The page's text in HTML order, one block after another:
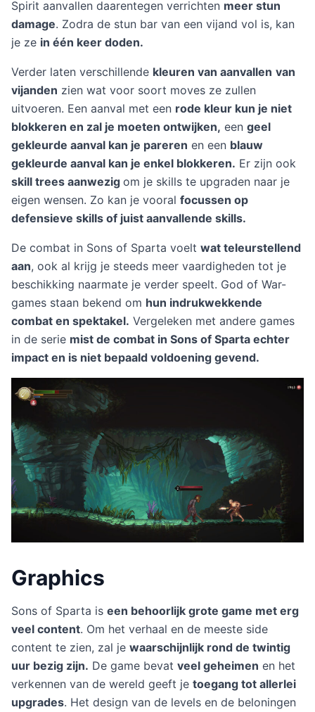
Spirit aanvallen daarentegen verrichten meer stun
damage. Zodra de stun bar van een vijand vol is, kan
je ze in één keer doden.
Verder laten verschillende kleuren van aanvallen van
vijanden zien wat voor soort moves ze zullen
uitvoeren. Een aanval met een rode kleur kun je niet
blokkeren en zal je moeten ontwijken, een geel
gekleurde aanval kan je pareren en een blauw
gekleurde aanval kan je enkel blokkeren. Er zijn ook
skill trees aanwezig om je skills te upgraden naar je
eigen wensen. Zo kan je vooral focussen op
defensieve skills of juist aanvallende skills.
De combat in Sons of Sparta voelt wat teleurstellend
aan, ook al krijg je steeds meer vaardigheden tot je
beschikking naarmate je verder speelt. God of War-
games staan bekend om hun indrukwekkende
combat en spektakel. Vergeleken met andere games
in de serie mist de combat in Sons of Sparta echter
impact en is niet bepaald voldoening gevend.
Graphics
Sons of Sparta is een behoorlijk grote game met erg
veel content. Om het verhaal en de meeste side
content te zien, zal je waarschijnlijk rond de twintig
uur bezig zijn. De game bevat veel geheimen en het
verkennen van de wereld geeft je toegang tot allerlei
upgrades. Het design van de levels en de beloningen